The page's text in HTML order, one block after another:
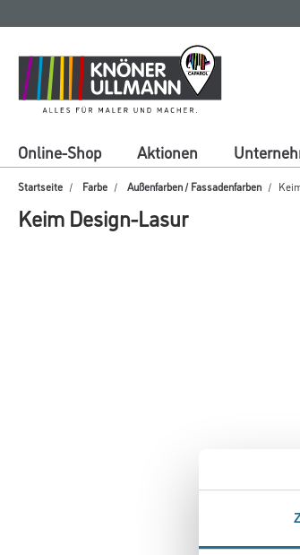
springen
springen
Online-Shop Aktionen
Startseite Farbe Außenfarben / Fassadenfarben
Keim Design-Lasur